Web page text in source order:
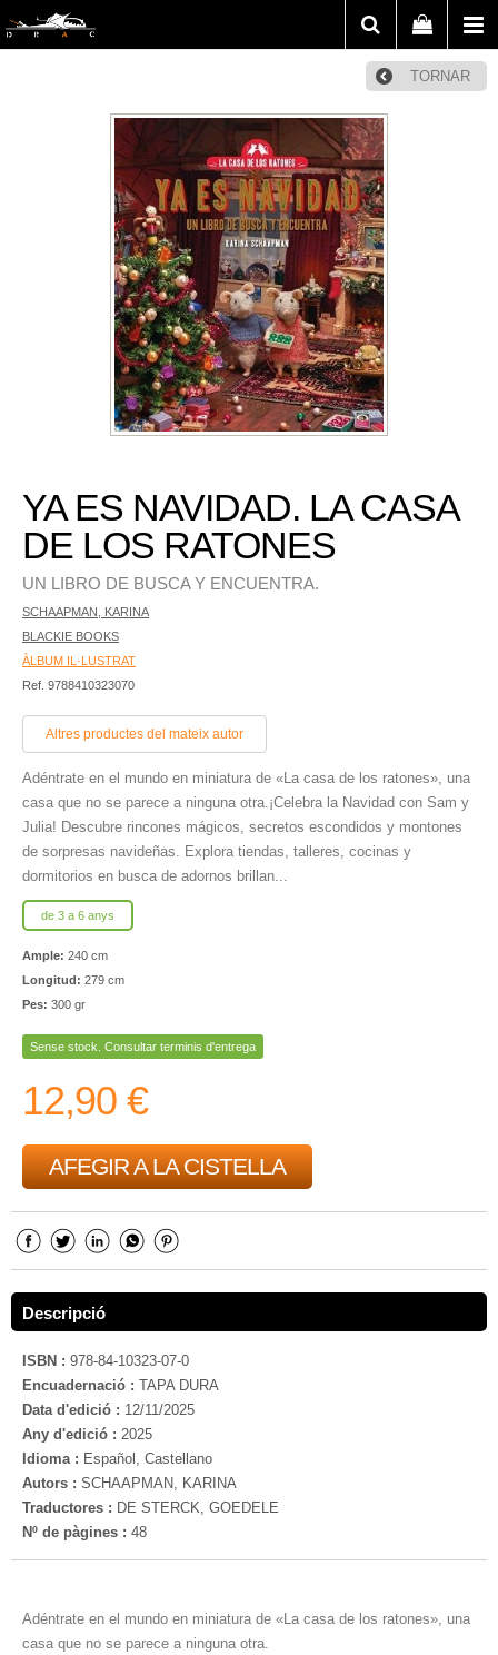
TORNAR
YA ES NAVIDAD. LA CASA
DE LOS RATONES
UN LIBRO DE BUSCA Y ENCUENTRA.
SCHAAPMAN, KARINA
BLACKIE BOOKS
ÀLBUM IL·LUSTRAT
Ref. 9788410323070
Altres productes del mateix autor
Adéntrate en el mundo en miniatura de «La casa de los ratones», una
casa que no se parece a ninguna otra.¡Celebra la Navidad con Sam y
Julia! Descubre rincones mágicos, secretos escondidos y montones
de sorpresas navideñas. Explora tiendas, talleres, cocinas y
dormitorios en busca de adornos brillan...
de 3 a 6 anys
Ample: 240 cm
Longitud: 279 cm
Pes: 300 gr
Sense stock. Consultar terminis d'entrega
12,90 €
AFEGIR A LA CISTELLA
Descripció
ISBN : 978-84-10323-07-0
Encuadernació : TAPA DURA
Data d'edició : 12/11/2025
Any d'edició : 2025
Idioma : Español, Castellano
Autors : SCHAAPMAN, KARINA
Traductores : DE STERCK, GOEDELE
Nº de pàgines : 48
Adéntrate en el mundo en miniatura de «La casa de los ratones», una
casa que no se parece a ninguna otra.